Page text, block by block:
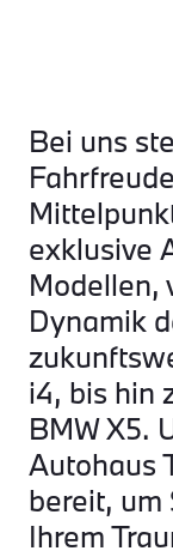
Bei uns
exklusive
Modellen,
Dynamik
i4, bis hin
BMW X5.
Autohaus
bereit, um
Ihrem